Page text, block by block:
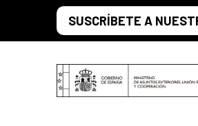
Saltar al contenido principal
SUSCRÍBETE A